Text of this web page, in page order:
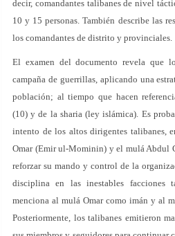
decir, comandantes talibanes de nivel
10 y 15 personas. También describe las
los comandantes de distrito y provinciales.
El examen del documento revela que
campaña de guerrillas, aplicando una
población; al tiempo que hacen
(10) y de la sharia (ley islámica). Es
intento de los altos dirigentes talibanes,
Omar (Emir ul-Mominin) y el mulá Abdul
reforzar su mando y control de la
disciplina en las inestables facciones
menciona al mulá Omar como imán y al
Posteriormente, los talibanes emitieron